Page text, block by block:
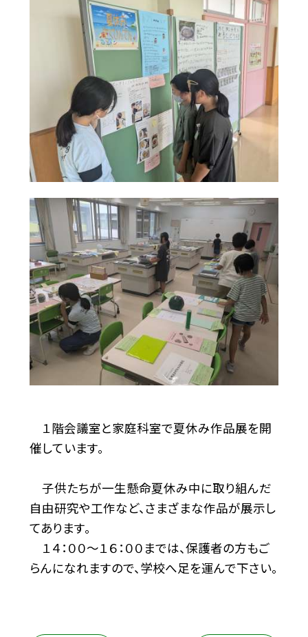
１階会議室と家庭科室で夏休み作品展を開
催しています。
子供たちが一生懸命夏休み中に取り組んだ
自由研究や工作など、さまざまな作品が展示し
てあります。
１４：００〜１６：００までは、保護者の方もご
らんになれますので、学校へ足を運んで下さい。